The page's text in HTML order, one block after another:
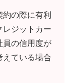
の際に有利
ジットカー
員の信用度が
ている場合